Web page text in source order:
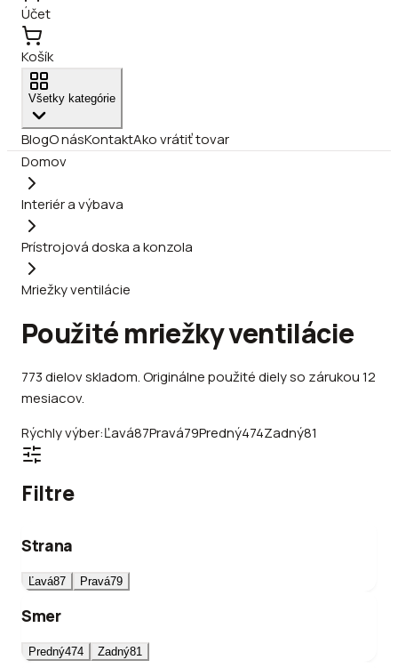
Účet
Košík
Všetky kategórie
BlogO násKontaktAko vrátiť tovar
Domov
Interiér a výbava
Prístrojová doska a konzola
Mriežky ventilácie
Použité mriežky ventilácie
773dielovskladom.Originálne použité diely so zárukou 12
mesiacov.
Rýchly výber:Ľavá87Pravá79Predný474Zadný81
Filtre
Strana
Ľavá87 Pravá79
Smer
Predný474 Zadný81